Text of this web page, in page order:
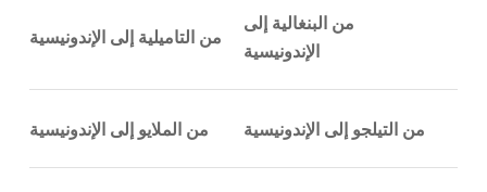
من البنغالية إلى
الإندونيسية
من التاميلية إلى الإندونيسية
من التيلجو إلى الإندونيسية من الملايو إلى الإندونيسية